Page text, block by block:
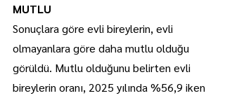
MUTLU
Sonuçlara göre evli bireylerin, evli
olmayanlara göre daha mutlu olduğu
görüldü. Mutlu olduğunu belirten evli
bireylerin oranı, 2025 yılında %56,9 iken